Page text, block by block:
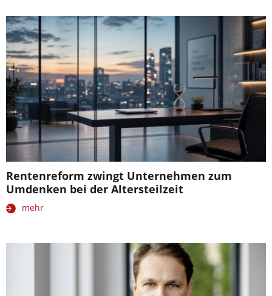
Rentenreform zwingt Unternehmen zum
Umdenken bei der Altersteilzeit
mehr